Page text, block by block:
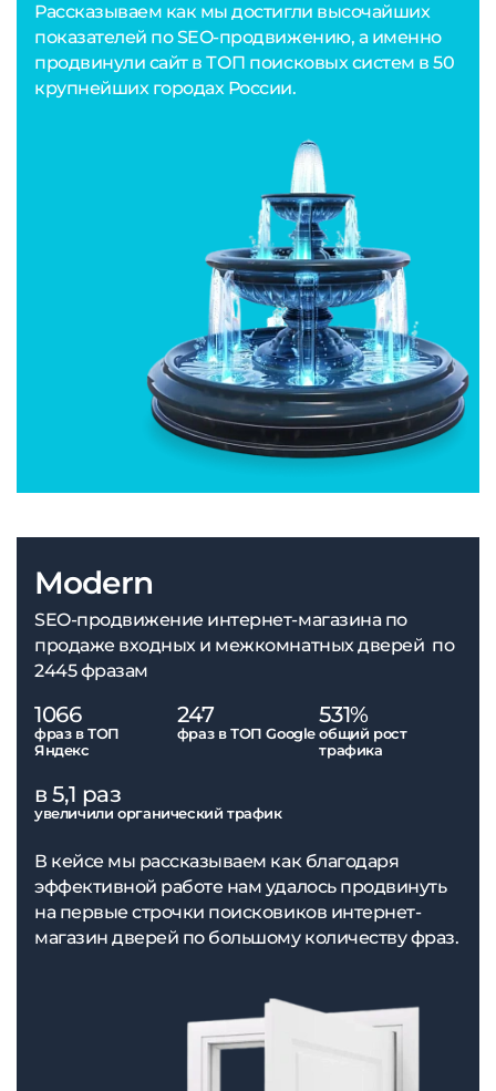
Рассказываем как мы достигли высочайших
показателей по SEO-продвижению, а именно
продвинули сайт в ТОП поисковых систем в 50
крупнейших городах России.
Modern
SEO-продвижение интернет-магазина по
продаже входных и межкомнатных дверей по
2445 фразам
1066
фраз в ТОП
Яндекс
247
фраз в ТОП Google
531%
общий рост
трафика
в 5,1 раз
увеличили органический трафик
В кейсе мы рассказываем как благодаря
эффективной работе нам удалось продвинуть
на первые строчки поисковиков интернет-
магазин дверей по большому количеству фраз.